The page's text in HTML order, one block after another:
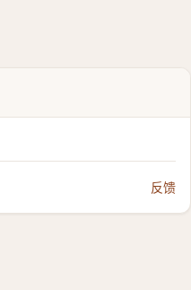
反馈